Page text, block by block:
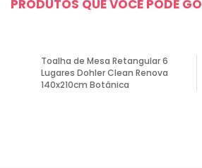
PRODUTOS QUE VOCÊ PODE
Toalha de Mesa Retangular 6
Lugares Dohler Clean Renova
140x210cm Botânica